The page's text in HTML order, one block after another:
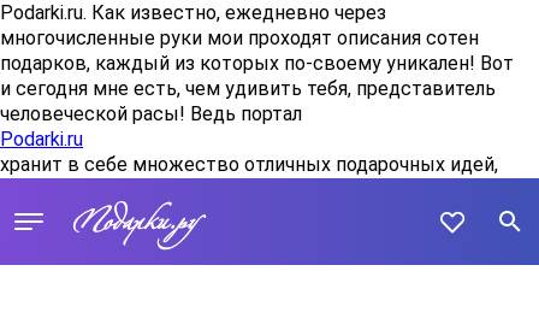
Podarki.ru. Как известно, ежедневно через
многочисленные руки мои проходят описания сотен
подарков, каждый из которых по-своему уникален! Вот
и сегодня мне есть, чем удивить тебя, представитель
человеческой расы! Ведь портал
Podarki.ru
хранит в себе множество отличных подарочных идей,